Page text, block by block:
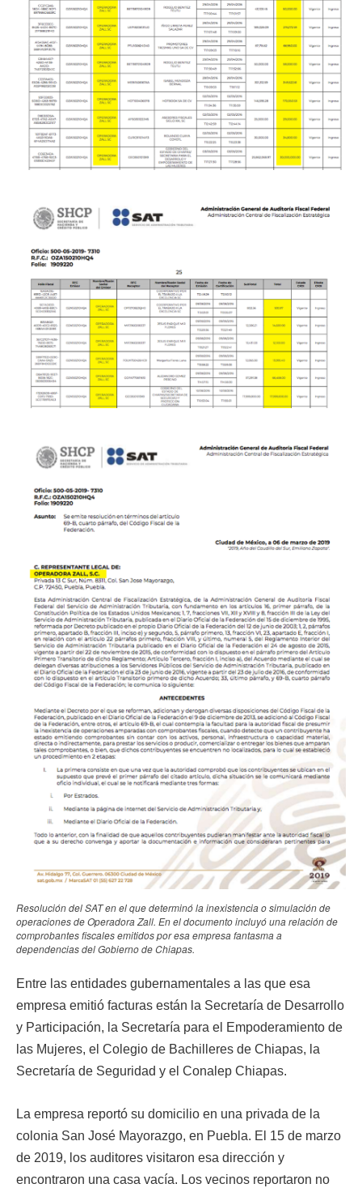
Resolución del SAT en el que determinó la inexistencia o simulación de
operaciones de Operadora Zall. En el documento incluyó una relación de
comprobantes fiscales emitidos por esa empresa fantasma a
dependencias del Gobierno de Chiapas.
Entre las entidades gubernamentales a las que esa
empresa emitió facturas están la Secretaría de Desarrollo
y Participación, la Secretaría para el Empoderamiento de
las Mujeres, el Colegio de Bachilleres de Chiapas, la
Secretaría de Seguridad y el Conalep Chiapas.
La empresa reportó su domicilio en una privada de la
colonia San José Mayorazgo, en Puebla. El 15 de marzo
de 2019, los auditores visitaron esa dirección y
encontraron una casa vacía. Los vecinos reportaron no